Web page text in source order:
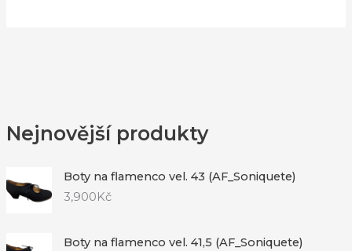
Nejnovější produkty
Boty na flamenco vel. 43 (AF_Soniquete)
3,900Kč
Boty na flamenco vel. 41,5 (AF_Soniquete)